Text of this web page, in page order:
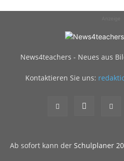
News4teachers - Neues aus
Kontaktieren Sie uns:
Ab sofort kann der Schulplaner